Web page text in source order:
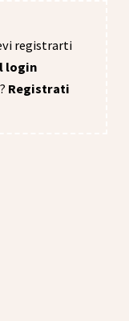
registrarti
login
Registrati